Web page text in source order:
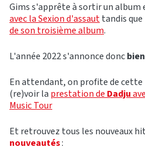
Gims s'apprête à sortir un album
avec la Sexion d'assauttandis
de son troisième album.
L'année 2022 s'annonce donc
En attendant, on profite de cette
(re)voir la prestation de Dadju
Music Tour
Et retrouvez tous les nouveaux
nouveautés: